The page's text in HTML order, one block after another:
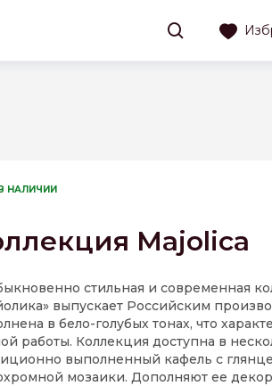
НАЛИЧИИ
Majolica
стильная и современная
выпускает Российским
в бело-голубых тонах, что
работы. Коллекция доступна в
выполненный кафель с
мозаики. Дополняют ее